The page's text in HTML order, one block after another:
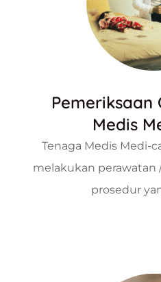
Pemeriksaan
Medis
Tenaga Medis Medi-
melakukan perawatan
prosedur